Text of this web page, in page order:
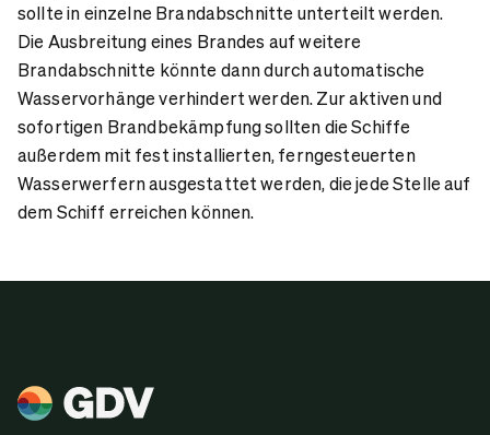
sollte in einzelne Brandabschnitte unterteilt werden.
Die Ausbreitung eines Brandes auf weitere
Brandabschnitte könnte dann durch automatische
Wasservorhänge verhindert werden. Zur aktiven und
sofortigen Brandbekämpfung sollten die Schiffe
außerdem mit fest installierten, ferngesteuerten
Wasserwerfern ausgestattet werden, die jede Stelle auf
dem Schiff erreichen können.